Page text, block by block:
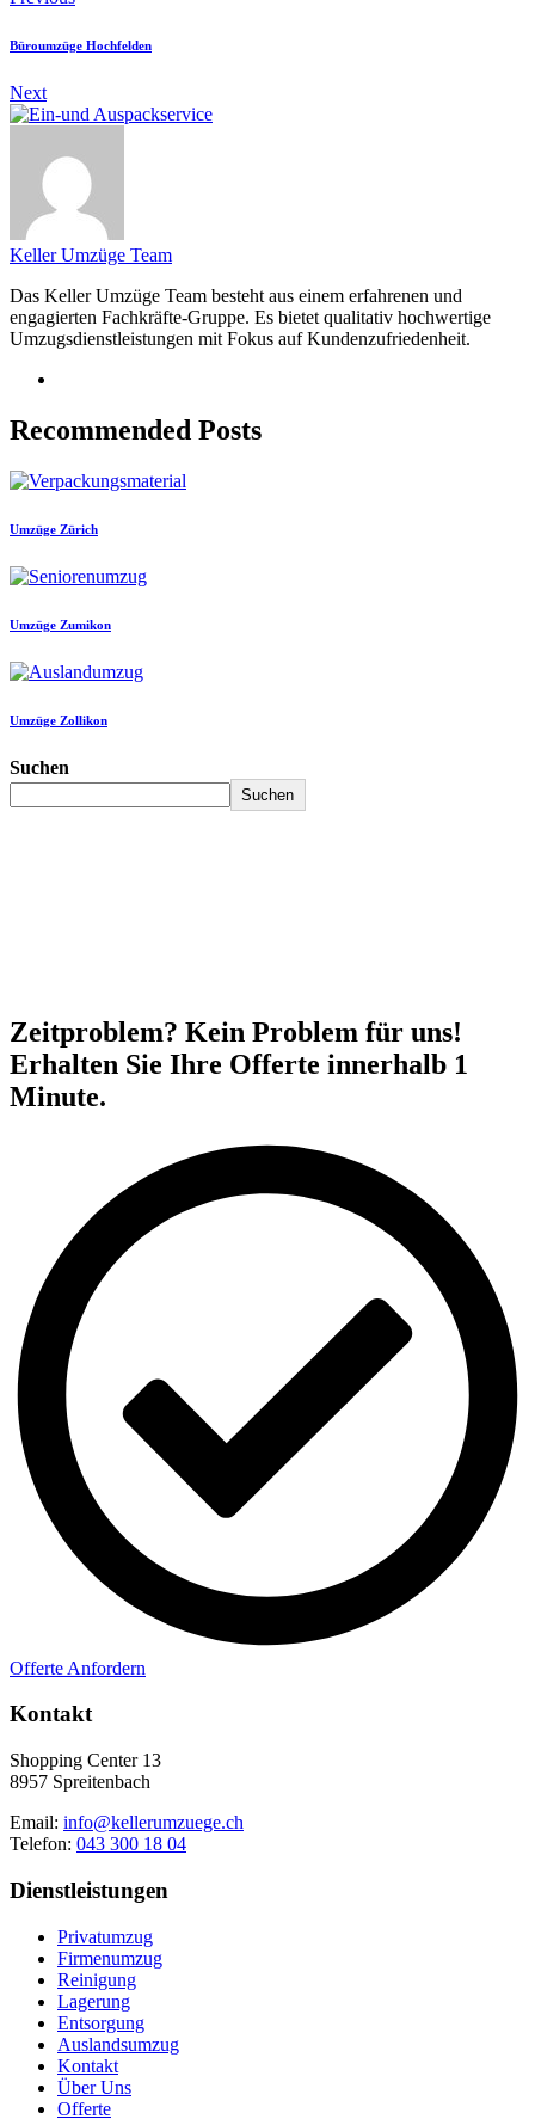
Büroumzüge Hochfelden
Next
Keller Umzüge Team
Das Keller Umzüge Team besteht aus einem erfahrenen und
engagierten Fachkräfte-Gruppe. Es bietet qualitativ hochwertige
Umzugsdienstleistungen mit Fokus auf Kundenzufriedenheit.
Recommended Posts
Umzüge Zürich
Umzüge Zumikon
Umzüge Zollikon
Suchen
Suchen
Zeitproblem? Kein Problem für uns!
Erhalten Sie Ihre Offerte innerhalb 1
Minute.
Offerte Anfordern
Kontakt
Shopping Center 13
8957 Spreitenbach
Email: info@kellerumzuege.ch
Telefon: 043 300 18 04
Dienstleistungen
Privatumzug
Firmenumzug
Reinigung
Lagerung
Entsorgung
Auslandsumzug
Kontakt
Über Uns
Offerte